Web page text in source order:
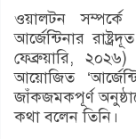
ওয়ালটন
আর্জেন্টিনার
ফেব্রুয়ারি,
আয়োজিত
জাঁকজমকপূর্ণ
কথা বলেন তিনি।